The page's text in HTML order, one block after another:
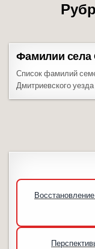
Фамилии села
Список фамилий
Дмитриевского